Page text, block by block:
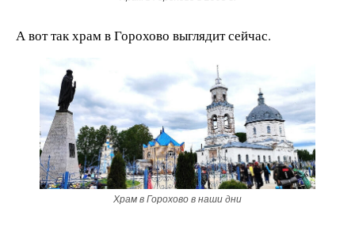
А вот так храм в Горохово выглядит сейчас.
Храм в Горохово в наши дни